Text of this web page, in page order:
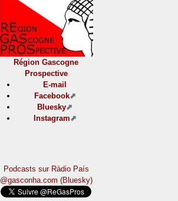
Région Gascogne
Prospective
E-mail
Facebook
Bluesky
Instagram
Podcasts sur Ràdio País
@gasconha.com (Bluesky)